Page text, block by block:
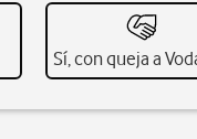
Sí, con queja a